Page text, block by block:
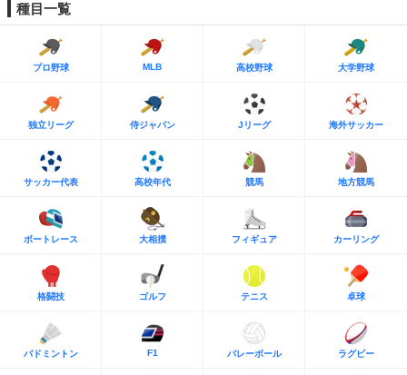
種目一覧
プロ野球 MLB 高校野球 大学野球
独立リーグ 侍ジャパン Jリーグ 海外サッカー
サッカー代表 高校年代 競馬 地方競馬
ボートレース 大相撲 フィギュア カーリング
格闘技 ゴルフ テニス 卓球
バドミントン F1 バレーボール ラグビー